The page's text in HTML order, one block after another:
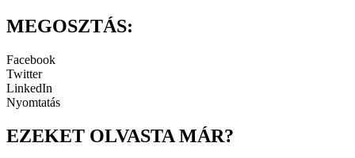
MEGOSZTÁS:
Facebook
Twitter
LinkedIn
Nyomtatás
EZEKET OLVASTA MÁR?